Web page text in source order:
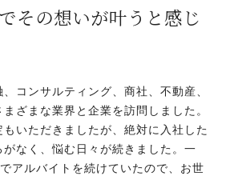
その想いが叶うと感じ
コンサルティング、商社、不動産、
ざまな業界と企業を訪問しました。
いただきましたが、絶対に入社した
がなく、悩む日々が続きました。一
アルバイトを続けていたので、お世